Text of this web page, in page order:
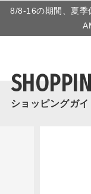
8/8-16の期間、夏
ショッピングガイ